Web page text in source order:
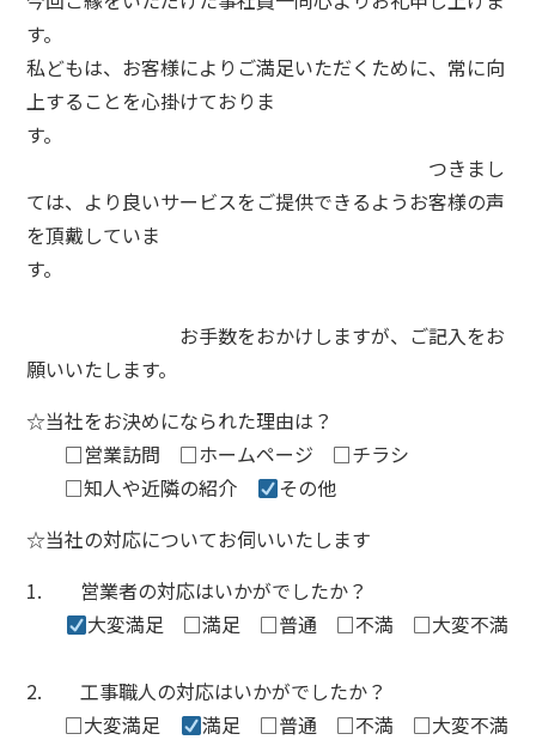
す。
私どもは、お客様によりご満足いただくために、常に向
上することを心掛けておりま
す。
つきまし
ては、より良いサービスをご提供できるようお客様の声
を頂戴していま
す。
お手数をおかけしますが、ご記入をお
願いいたします。
☆当社をお決めになられた理由は？
□営業訪問 □ホームページ □チラシ
□知人や近隣の紹介
その他
☆当社の対応についてお伺いいたします
1. 営業者の対応はいかがでしたか？
大変満足 □満足 □普通 □不満 □大変不満
2. 工事職人の対応はいかがでしたか？
□大変満足
満足 □普通 □不満 □大変不満